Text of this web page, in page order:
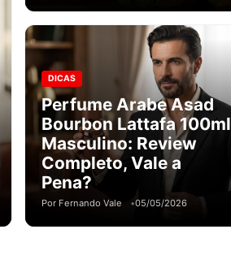
DICAS
Perfume Arabe Asad
Bourbon Lattafa 100ml
Masculino: Review
Completo, Vale a
Pena?
Por Fernando Vale 05/05/2026